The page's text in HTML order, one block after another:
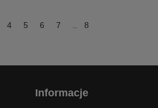
4 5 6 7 .. 8
Informacje